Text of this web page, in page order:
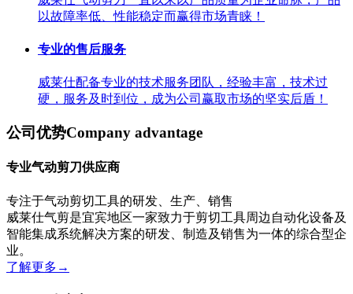
以故障率低、性能稳定而赢得市场青睐！
专业的售后服务
威莱仕配备专业的技术服务团队，经验丰富，技术过
硬，服务及时到位，成为公司赢取市场的坚实后盾！
公司优势Company advantage
专业气动剪刀供应商
专注于气动剪切工具的研发、生产、销售
威莱仕气剪是宜宾地区一家致力于剪切工具周边自动化设备及
智能集成系统解决方案的研发、制造及销售为一体的综合型企
业。
了解更多 →